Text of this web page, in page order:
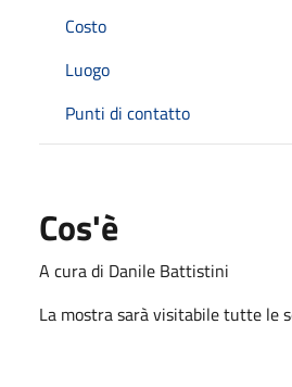
Costo
Luogo
Punti di contatto
Cos'è
A cura di Danile Battistini
La mostra sarà visitabile tutte le